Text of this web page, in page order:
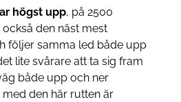
högst upp, på 2500
den näst mest
följer samma led både upp
lite svårare att ta sig fram
både upp och ner
den här rutten är